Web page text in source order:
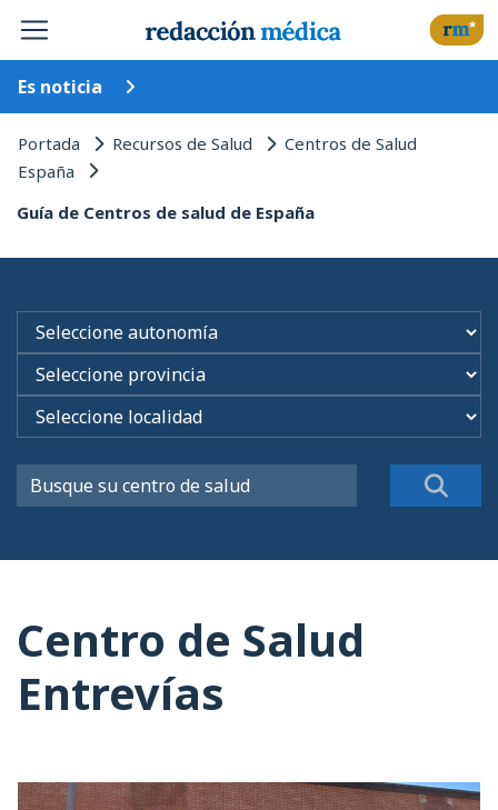
Es noticia
Portada Recursos de Salud Centros de Salud
España
Guía de Centros de salud de España
Centro de Salud
Entrevías